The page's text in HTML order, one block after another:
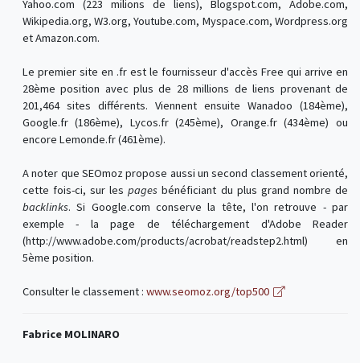
Yahoo.com (223 milions de liens), Blogspot.com, Adobe.com,
Wikipedia.org, W3.org, Youtube.com, Myspace.com, Wordpress.org
et Amazon.com.
Le premier site en .fr est le fournisseur d'accès Free qui arrive en
28ème position avec plus de 28 millions de liens provenant de
201,464 sites différents. Viennent ensuite Wanadoo (184ème),
Google.fr (186ème), Lycos.fr (245ème), Orange.fr (434ème) ou
encore Lemonde.fr (461ème).
A noter que SEOmoz propose aussi un second classement orienté,
cette fois-ci, sur lespages bénéficiant du plus grand nombre de
backlinks. Si Google.com conserve la tête, l'on retrouve - par
exemple - la page de téléchargement d'Adobe Reader
(http://www.adobe.com/products/acrobat/readstep2.html) en
5ème position.
Consulter le classement : www.seomoz.org/top500
Fabrice MOLINARO